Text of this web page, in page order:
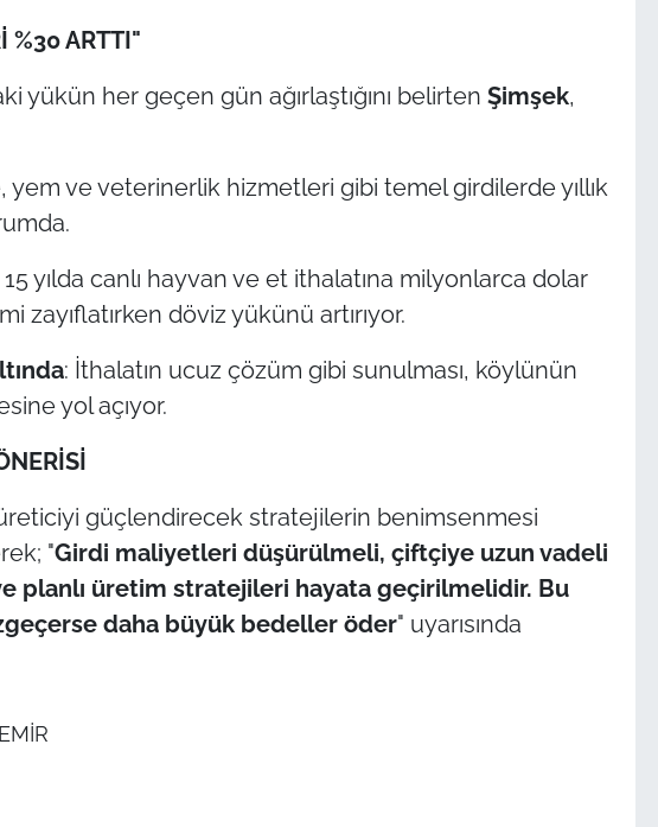
%30 ARTTI"
yükün her geçen gün ağırlaştığını belirten Şimşek,
yem ve veterinerlik hizmetleri gibi temel girdilerde yıllık
15 yılda canlı hayvan ve et ithalatına milyonlarca dolar
zayıflatırken döviz yükünü artırıyor.
: İthalatın ucuz çözüm gibi sunulması, köylünün
yol açıyor.
güçlendirecek stratejilerin benimsenmesi
"Girdi maliyetleri düşürülmeli, çiftçiye uzun vadeli
planlı üretim stratejileri hayata geçirilmelidir. Bu
daha büyük bedeller öder" uyarısında